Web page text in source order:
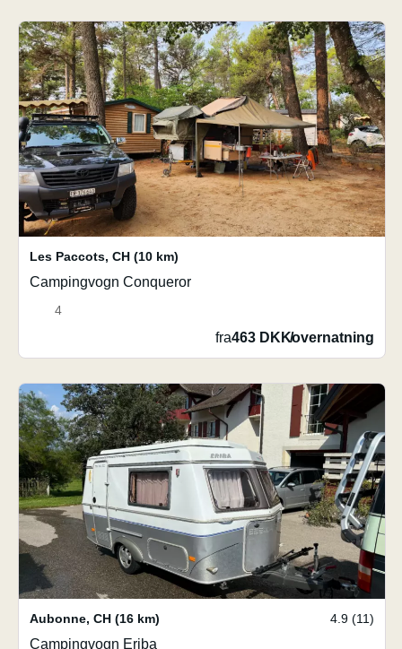
Les Paccots, CH (10 km)
Campingvogn Conqueror
4
fra463 DKK/overnatning
Aubonne, CH (16 km) 4.9 (11)
Campingvogn Eriba